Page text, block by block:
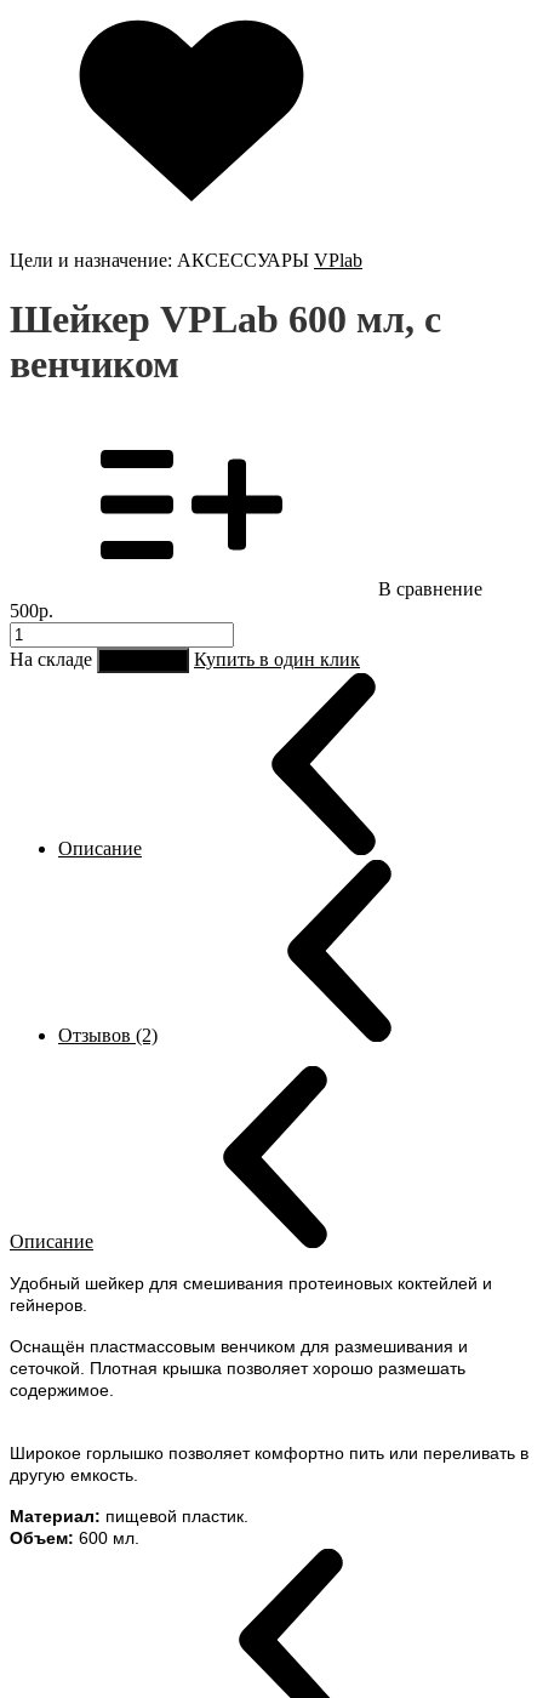
Цели и назначение: АКСЕССУАРЫ VPlab
Шейкер VPLab 600 мл, с
венчиком
В сравнение
500р.
На складе Купить в один клик
Описание
Отзывов (2)
Описание
Удобный шейкер для смешивания протеиновых коктейлей и
гейнеров.
Оснащён пластмассовым венчиком для размешивания и
сеточкой. Плотная крышка позволяет хорошо размешать
содержимое.
Широкое горлышко позволяет комфортно пить или переливать в
другую емкость.
Материал: пищевой пластик.
Объем: 600 мл.